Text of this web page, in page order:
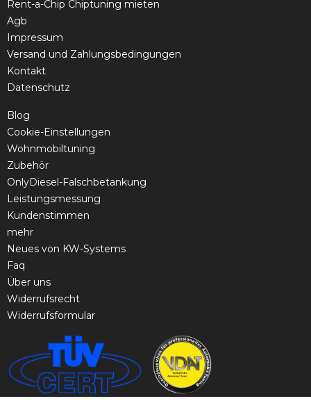
Rent-a-Chip Chiptuning mieten
Agb
Impressum
Versand und Zahlungsbedingungen
Kontakt
Datenschutz
Blog
Cookie-Einstellungen
Wohnmobiltuning
Zubehör
OnlyDiesel-Falschbetankung
Leistungsmessung
Kundenstimmen
mehr
Neues von KW-Systems
Faq
Über uns
Widerrufsrecht
Widerrufsformular